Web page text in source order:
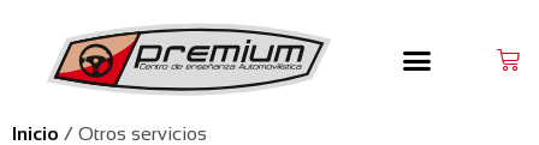
Inicio / Otros servicios